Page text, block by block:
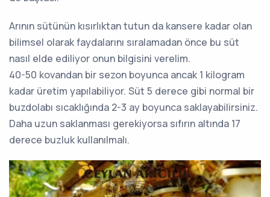
Arının sütünün kısırlıktan tutun da kansere kadar olan
bilimsel olarak faydalarını sıralamadan önce bu süt
nasıl elde ediliyor onun bilgisini verelim.
40-50 kovandan bir sezon boyunca ancak 1 kilogram
kadar üretim yapılabiliyor. Süt 5 derece gibi normal bir
buzdolabı sıcaklığında 2-3 ay boyunca saklayabilirsiniz.
Daha uzun saklanması gerekiyorsa sıfırın altında 17
derece buzluk kullanılmalı.